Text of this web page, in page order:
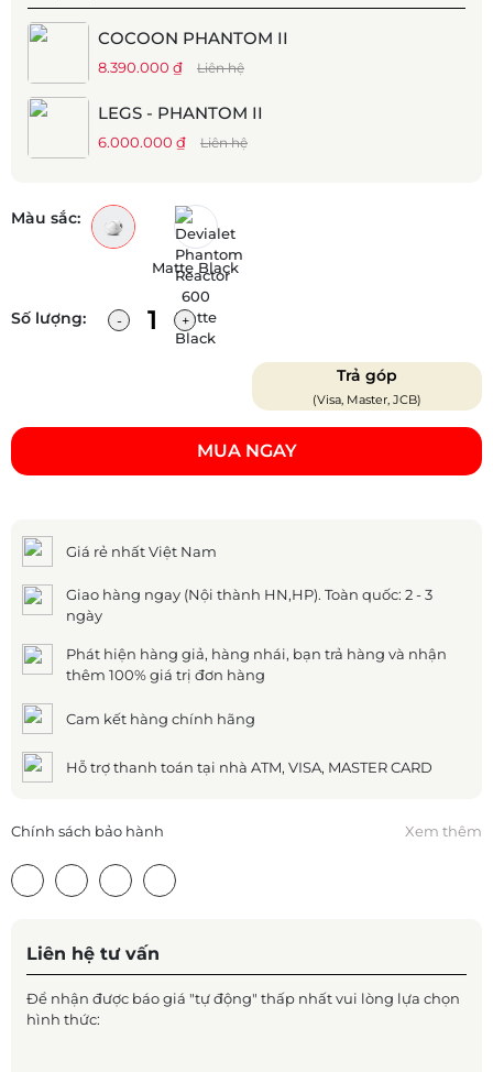
COCOON PHANTOM II
8.390.000 ₫ Liên hệ
LEGS - PHANTOM II
6.000.000 ₫ Liên hệ
Màu sắc:
Matte Black
Số lượng:
Trả góp
(Visa, Master, JCB)
MUA NGAY
Giá rẻ nhất Việt Nam
Giao hàng ngay (Nội thành HN,HP). Toàn quốc: 2 - 3
ngày
Phát hiện hàng giả, hàng nhái, bạn trả hàng và nhận
thêm 100% giá trị đơn hàng
Cam kết hàng chính hãng
Hỗ trợ thanh toán tại nhà ATM, VISA, MASTER CARD
Chính sách bảo hành Xem thêm
Liên hệ tư vấn
Để nhận được báo giá "tự động" thấp nhất vui lòng lựa chọn
hình thức: